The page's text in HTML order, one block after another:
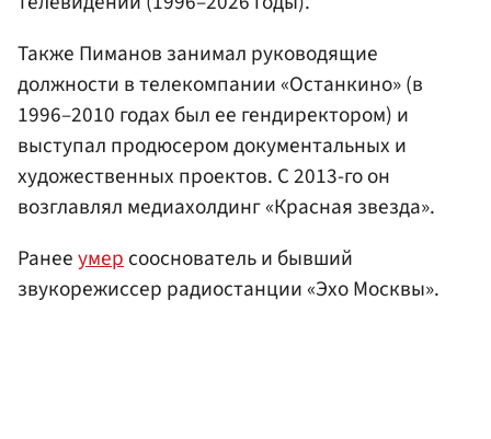
Также Пиманов занимал руководящие
должности в телекомпании «Останкино» (в
1996–2010 годах был ее гендиректором) и
выступал продюсером документальных и
художественных проектов. С 2013-го он
возглавлял медиахолдинг «Красная звезда».
Ранееумерсооснователь и бывший
звукорежиссер радиостанции «Эхо Москвы».